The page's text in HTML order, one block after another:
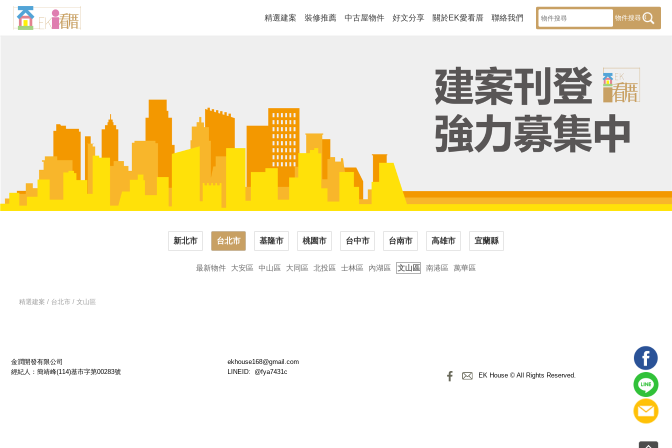
精選建案 裝修推薦 中古屋物件 好文分享 關於EK愛看厝 聯絡我們 物件搜尋
新北市 台北市 基隆市 桃園市 台中市 台南市 高雄市 宜蘭縣
最新物件 大安區 中山區 大同區 北投區 士林區 內湖區 文山區 南港區 萬華區
精選建案 / 台北市 / 文山區
金潤開發有限公司
經紀人：簡靖峰(114)基市字第00283號
ekhouse168@gmail.com
LINEID: @fya7431c
EK House © All Rights Reserved.